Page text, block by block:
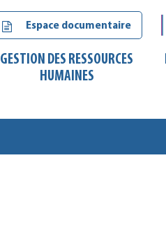
Espace documentaire
GESTION DES RESSOURCES
HUMAINES